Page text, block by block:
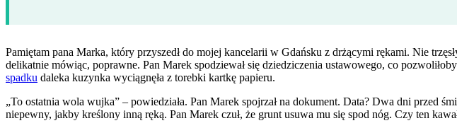
Pamiętam pana Marka, który przyszedł do mojej kancelarii w Gdańsku z drżącymi rękami. Nie
delikatnie mówiąc, poprawne. Pan Marek spodziewał się dziedziczenia ustawowego, co
spadku daleka kuzynka wyciągnęła z torebki kartkę papieru.
„To ostatnia wola wujka” – powiedziała. Pan Marek spojrzał na dokument. Data? Dwa dni przed
niepewny, jakby kreślony inną ręką. Pan Marek czuł, że grunt usuwa mu się spod nóg. Czy ten